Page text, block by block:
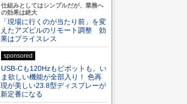
仕組みとしてはシンプルだが、業務へ
の効果は絶大
「現場に行くのが当たり前」を変
えたアズビルのリモート調整 効
果はプライスレス
sponsored
USB-Cも120Hzもピボットも。い
ま欲しい機能が全部入り！ 色再
現が美しい23.8型ディスプレーが
新定番になる